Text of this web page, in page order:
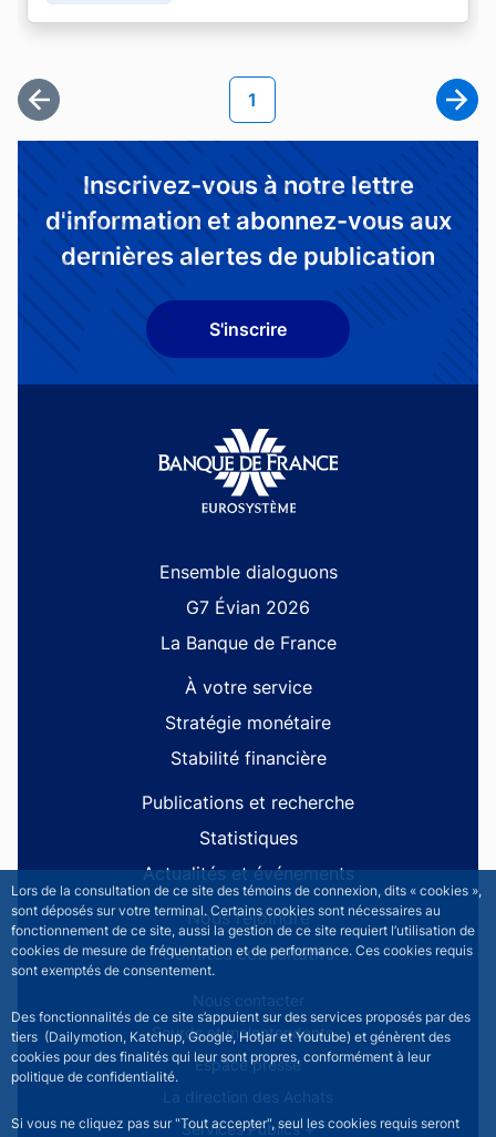
Lors de la consultation de ce site des témoins de connexion, dits « cookies »,
sont déposés sur votre terminal. Certains cookies sont nécessaires au
fonctionnement de ce site, aussi la gestion de ce site requiert l’utilisation de
cookies de mesure de fréquentation et de performance. Ces cookies requis
sont exemptés de consentement.
Des fonctionnalités de ce site s’appuient sur des services proposés par des
tiers (Dailymotion, Katchup, Google, Hotjar et Youtube) et génèrent des
cookies pour des finalités qui leur sont propres, conformément à leur
politique de confidentialité.
Si vous ne cliquez pas sur "Tout accepter", seul les cookies requis seront
Première page
Page courante
1
Inscrivez-vous à notre lettre
d'information et abonnez-vous aux
dernières alertes de publication
S'inscrire
Site navigationEnsemble dialoguons
G7 Évian 2026
La Banque de France
À votre service
Stratégie monétaire
Stabilité financière
Publications et recherche
Statistiques
Actualités et événements
Nous rejoindre
Comités consultatifs
Footer secondary menuNous contacter
Sourds et malentendants
Espace presse
La direction des Achats
Services Publics +